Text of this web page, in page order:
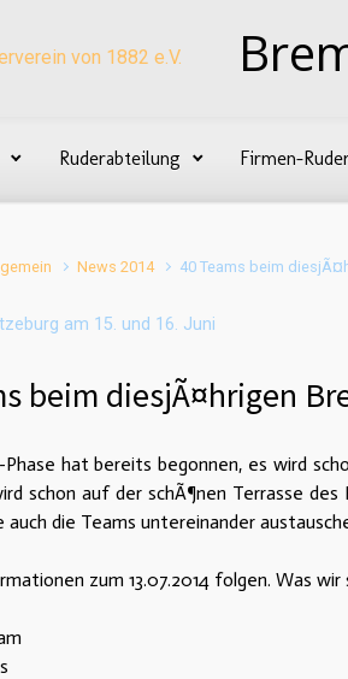
Ruderabteilung Firmen-
News 2014 40 Teams beim
am 15. und 16. Juni
beim diesjÃ¤hrigen
Phase hat bereits begonnen, es wird
schon auf der schÃ¶nen Terrasse
auch die Teams untereinander
zum 13.07.2014 folgen. Was